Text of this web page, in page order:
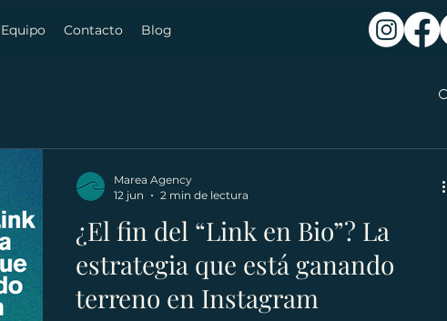
Equipo Contacto Blog
¿El fin del “Link en Bio”? La
estrategia que está ganando
terreno en Instagram
Marea Agency
12 jun
2 min de lectura